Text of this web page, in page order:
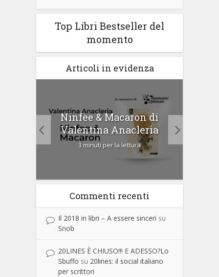
Top Libri Bestseller del
momento
Articoli in evidenza
Ninfee & Macaron di
Valentina Anacleria
3 minuti per la lettura
Commenti recenti
Il 2018 in libri – A essere sinceri su
Snob
20LINES È CHIUSO!!! E ADESSO?Lo
Sbuffo su 20lines: il social italiano
per scrittori